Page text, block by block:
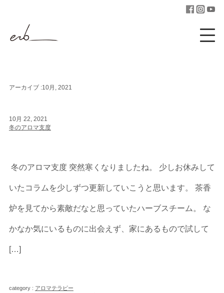
アーカイブ :10月, 2021
10月 22, 2021
冬のアロマ支度
冬のアロマ支度 突然寒くなりましたね。 少しお休みして
いたコラムを少しずつ更新していこうと思います。 茶香
炉を見てから素敵だなと思っていたハーブスチーム。 な
かなか気にいるものに出会えず、家にあるもので試して
[…]
category : アロマテラピー